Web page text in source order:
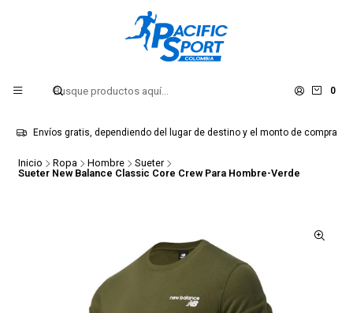
0
Envíos gratis, dependiendo del lugar de destino y el monto de compra
Inicio Ropa Hombre
Sueter
Sueter New Balance Classic Core Crew Para Hombre-Verde